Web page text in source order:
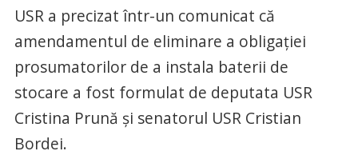
USR a precizat într-un comunicat că
amendamentul de eliminare a obligaţiei
prosumatorilor de a instala baterii de
stocare a fost formulat de deputata USR
Cristina Prună şi senatorul USR Cristian
Bordei.